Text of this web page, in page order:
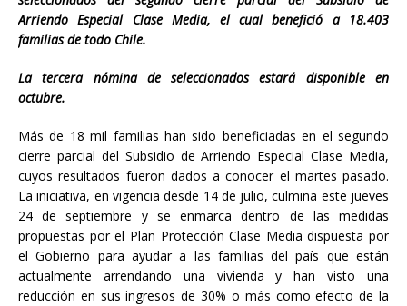
Arriendo Especial Clase Media, el cual benefició a 18.403
familias de todo Chile.
La tercera nómina de seleccionados estará disponible en
octubre.
Más de 18 mil familias han sido beneficiadas en el segundo
cierre parcial del Subsidio de Arriendo Especial Clase Media,
cuyos resultados fueron dados a conocer el martes pasado.
La iniciativa, en vigencia desde 14 de julio, culmina este jueves
24 de septiembre y se enmarca dentro de las medidas
propuestas por el Plan Protección Clase Media dispuesta por
el Gobierno para ayudar a las familias del país que están
actualmente arrendando una vivienda y han visto una
reducción en sus ingresos de 30% o más como efecto de la